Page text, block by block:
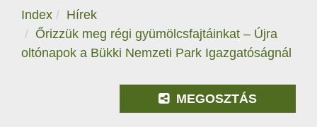
GEOPARKOK
Index
Hírek
Őrizzük meg régi gyümölcsfajtáinkat – Újra
oltónapok a Bükki Nemzeti Park Igazgatóságnál
MEGOSZTÁS